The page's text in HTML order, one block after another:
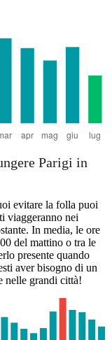
Parigi in
evitare la folla puoi
viaggeranno nei
In media, le ore
del mattino o tra le
presente quando
aver bisogno di un
nelle grandi città!